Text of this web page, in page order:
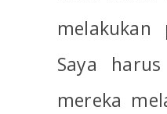
Saya
mereka